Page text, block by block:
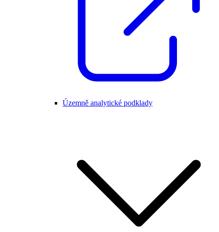
Územně analytické podklady